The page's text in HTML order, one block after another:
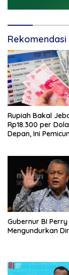
Rupiah Bakal
Rp18.300 per
Depan, Ini
Gubernur BI
Mengundurkan